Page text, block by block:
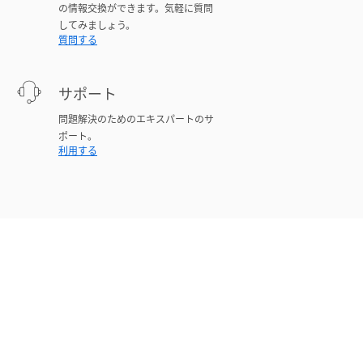
の情報交換ができます。気軽に質問
してみましょう。
質問する
サポート
問題解決のためのエキスパートのサ
ポート。
利用する